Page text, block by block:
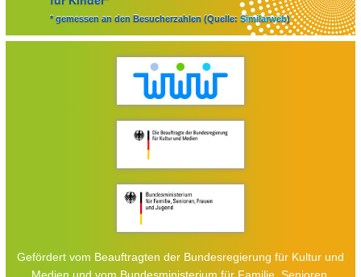
* gemessen an den Besucherzahlen (Quelle: Similarweb)
Gefördert vom Beauftragten der Bundesregierung für Kultur und